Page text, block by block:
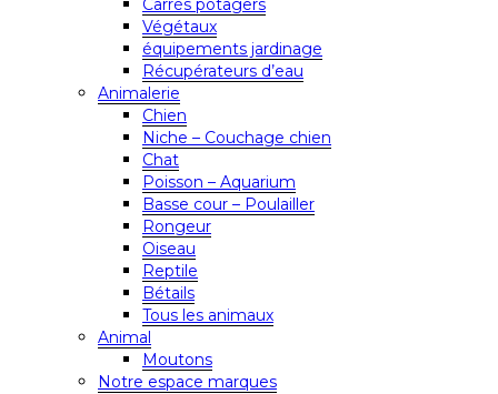
Carrés potagers
Végétaux
équipements jardinage
Récupérateurs d’eau
Animalerie
Chien
Niche – Couchage chien
Chat
Poisson – Aquarium
Basse cour – Poulailler
Rongeur
Oiseau
Reptile
Bétails
Tous les animaux
Animal
Moutons
Notre espace marques